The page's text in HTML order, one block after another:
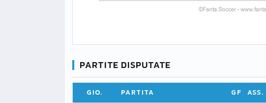
PARTITE DISPUTATE
GIO. PARTITA GF ASS.